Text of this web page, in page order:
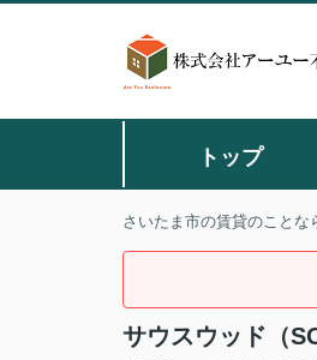
トップ
さいたま市の賃貸のことな
サウスウッド（